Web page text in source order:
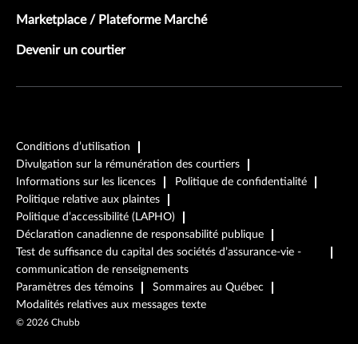
Marketplace / Plateforme Marché
Devenir un courtier
Conditions d’utilisation
Divulgation sur la rémunération des courtiers
Informations sur les licences
Politique de confidentialité
Politique relative aux plaintes
Politique d’accessibilité (LAPHO)
Déclaration canadienne de responsabilité publique
Test de suffisance du capital des sociétés d’assurance-vie -
communication de renseignements
Paramètres des témoins
Sommaires au Québec
Modalités relatives aux messages texte
© 2026 Chubb